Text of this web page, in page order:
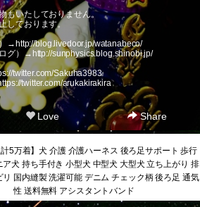
もいたしておりません。
しております。
→ http://blog.livedoor.jp/watanabeco/
グ）→ http://sunphysics.blog.shinobi.jp/
twitter.com/Sakuha3983
twitter.com/arukakirakira
Love Share
計5万着】犬 介護 介護ハーネス 後ろ足サポート 歩行
ア犬 持ち手付き 小型犬 中型犬 大型犬 立ち上がり 排
リ 国内縫製 洗濯可能 デニム チェック柄 後ろ足 通気
性 送料無料 アシスタントバンド